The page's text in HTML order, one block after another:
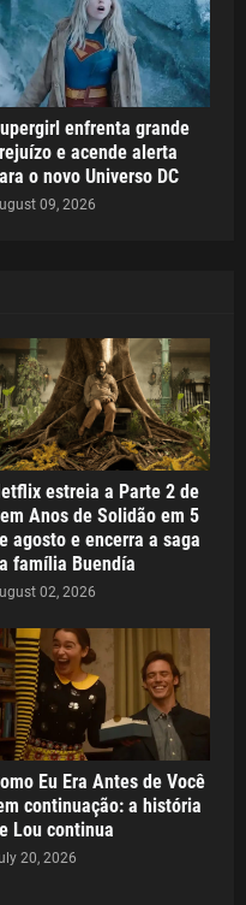
enfrenta grande
e acende alerta
o novo Universo DC
09, 2026
estreia a Parte 2 de
Anos de Solidão em 5
agosto e encerra a saga
família Buendía
02, 2026
Eu Era Antes de Você
continuação: a história
Lou continua
20, 2026